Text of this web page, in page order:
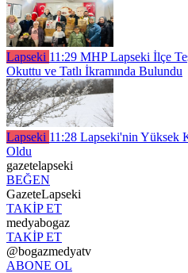
Lapseki 11:29 MHP Lapseki İlçe
Okuttu ve Tatlı İkramında Bulundu
Lapseki 11:28 Lapseki'nin Yüksek
Oldu
gazetelapseki
BEĞEN
GazeteLapseki
TAKİP ET
medyabogaz
TAKİP ET
@bogazmedyatv
ABONE OL